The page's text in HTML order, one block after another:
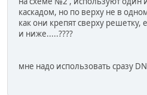
каскадом, но по верху не в
как они крепят сверху решетку,
и ниже.....????
мне надо использовать сразу